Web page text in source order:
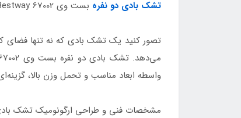
تشک بادی دو نفره بست وی Bestway 67002؛ راحتی و کیفیت در یک محصول بی‌نظیر
تصور کنید یک تشک بادی که نه تنها فضای
واسطه ابعاد مناسب و تحمل وزن بالا،
مشخصات فنی و طراحی ارگونومیک تشک